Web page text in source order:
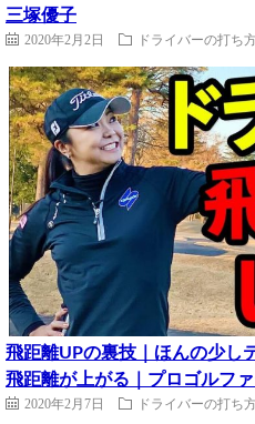
三塚優子
2020年2月2日 ドライバーの打ち
飛距離UPの裏技｜ほんの少し
飛距離が上がる｜プロゴルフ
2020年2月7日 ドライバーの打ち